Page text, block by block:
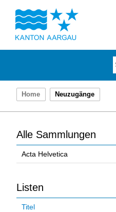
Home Neuzugänge
Alle Sammlungen
Acta Helvetica
Listen
Titel